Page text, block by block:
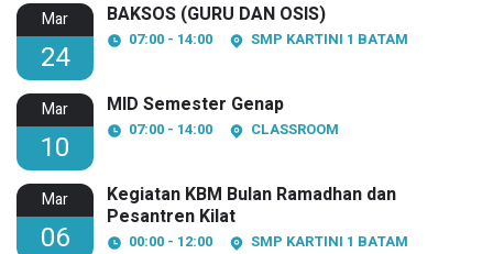
Mar
24
BAKSOS (GURU DAN OSIS)
07:00 - 14:00 SMP KARTINI 1 BATAM
Mar
10
MID Semester Genap
07:00 - 14:00 CLASSROOM
Mar
06
Kegiatan KBM Bulan Ramadhan dan
Pesantren Kilat
00:00 - 12:00 SMP KARTINI 1 BATAM